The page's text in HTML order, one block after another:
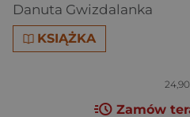
Danuta Gwizdalanka
KSIĄŻKA
24,90
Zamów